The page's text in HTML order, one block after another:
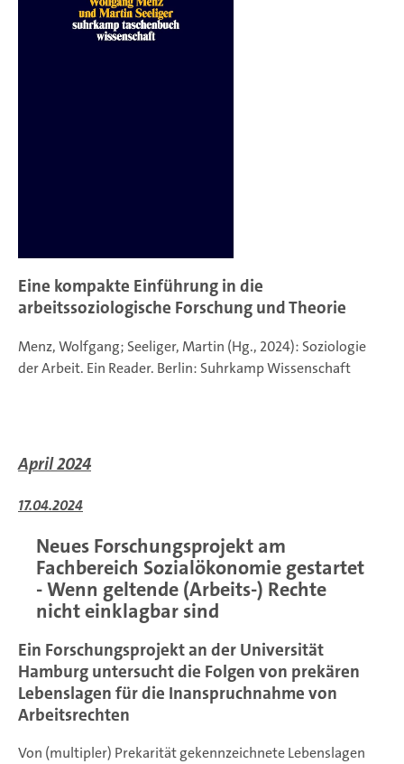
Eine kompakte Einführung in die
arbeitssoziologische Forschung und Theorie
Menz, Wolfgang; Seeliger, Martin (Hg., 2024): Soziologie
der Arbeit. Ein Reader. Berlin: Suhrkamp Wissenschaft
April 2024
17.04.2024
Neues Forschungsprojekt am
Fachbereich Sozialökonomie gestartet
- Wenn geltende (Arbeits-) Rechte
nicht einklagbar sind
Ein Forschungsprojekt an der Universität
Hamburg untersucht die Folgen von prekären
Lebenslagen für die Inanspruchnahme von
Arbeitsrechten
Von (multipler) Prekarität gekennzeichnete Lebenslagen